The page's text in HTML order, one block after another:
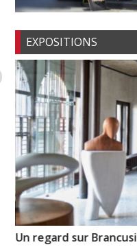
EXPOSITIONS
Un regard sur Brancusi